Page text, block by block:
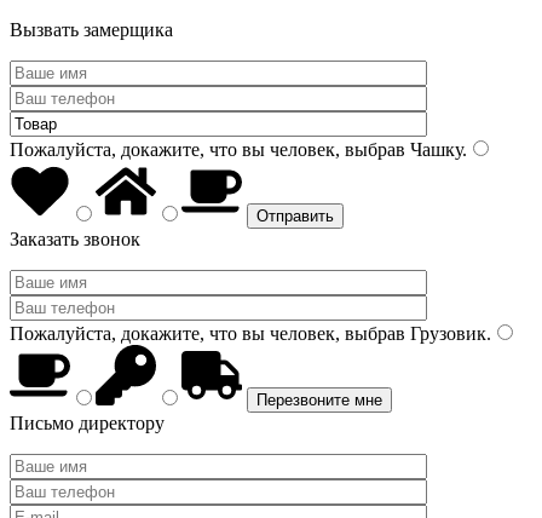
Вызвать замерщика
Пожалуйста, докажите, что вы человек, выбрав Чашку.
Заказать звонок
Пожалуйста, докажите, что вы человек, выбрав Грузовик.
Письмо директору